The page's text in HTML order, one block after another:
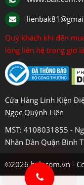
Quý khách khi đến
lòng liên hệ trong giờ
Cửa Hàng Linh Kiện
Ngọc Quỳnh Liên
MST: 4108031855 -
Nhân Dân Quận Bình
©2026 bak.com.vn -